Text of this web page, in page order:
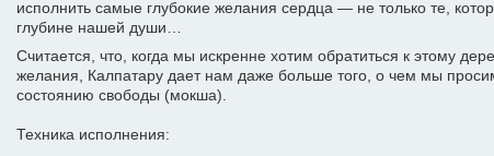
исполнить самые глубокие желания сердца — не только те,
глубине нашей души…
Считается, что, когда мы искренне хотим обратиться к этому
желания, Калпатару дает нам даже больше того, о чем мы
состоянию свободы (мокша).
Техника исполнения: